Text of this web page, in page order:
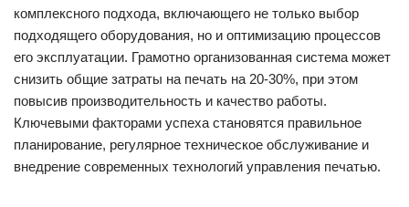
комплексного подхода, включающего не только выбор
подходящего оборудования, но и оптимизацию процессов
его эксплуатации. Грамотно организованная система может
снизить общие затраты на печать на 20-30%, при этом
повысив производительность и качество работы.
Ключевыми факторами успеха становятся правильное
планирование, регулярное техническое обслуживание и
внедрение современных технологий управления печатью.